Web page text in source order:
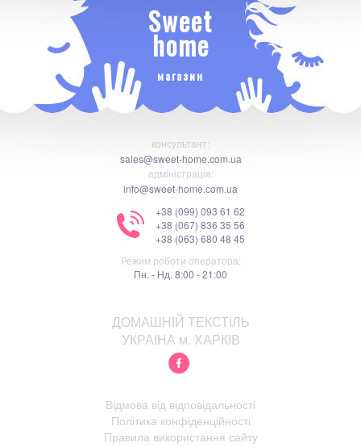
Sweet
home
магазин
консультант:
sales@sweet-home.com.ua
адміністрація:
info@sweet-home.com.ua
+38 (099) 093 61 62
+38 (067) 836 35 56
+38 (063) 680 48 45
Режим роботи оператора:
Пн. - Нд. 8:00 - 21:00
ДОМАШНІЙ ТЕКСТІЛЬ
УКРАІНА м. ХАРКІВ
Відмова від відповідальності
Політика конфіденційності
Правила використання сайту